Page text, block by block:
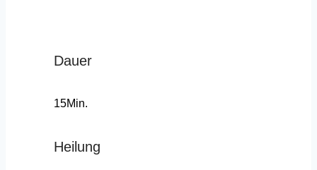
Dauer
15Min.
Heilung